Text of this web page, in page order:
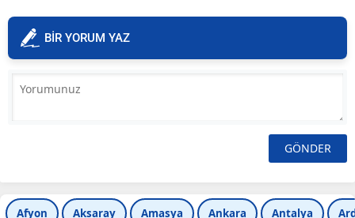
BİR YORUM YAZ
Afyon Aksaray Amasya Ankara Antalya